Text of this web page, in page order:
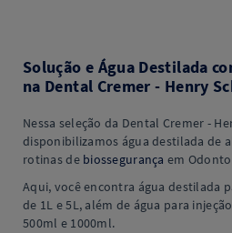
Solução e Água Destilada
na Dental Cremer - Henry
Nessa seleção da Dental Cremer -
disponibilizamos água destilada de
rotinas de biossegurança em
Aqui, você encontra água destilada
de 1L e 5L, além de água para
500ml e 1000ml.